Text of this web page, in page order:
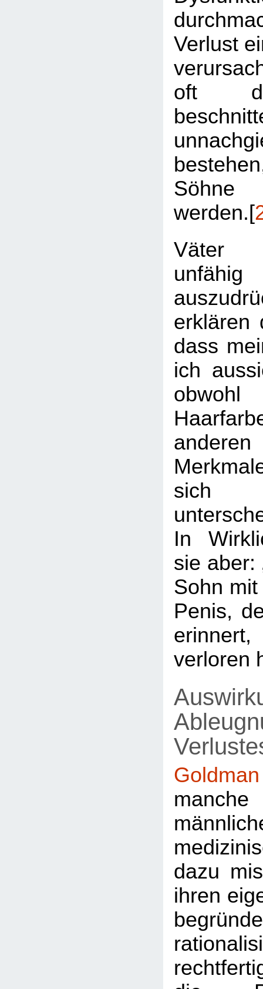
Verlust
oft
Söhne
werden.[
Väter
erklären
dass
ich
obwohl
sich
In
sie aber:
Sohn
Penis,
verloren
Goldman
dazu
ihren